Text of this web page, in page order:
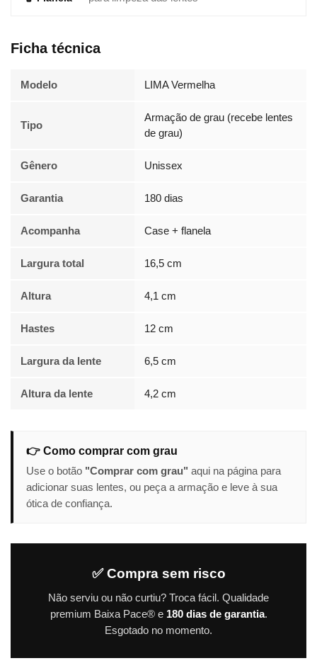
Ficha técnica
Modelo LIMA Vermelha
Tipo
Armação de grau (recebe lentes
de grau)
Gênero Unissex
Garantia 180 dias
Acompanha Case + flanela
Largura total 16,5 cm
Altura 4,1 cm
Hastes 12 cm
Largura da lente 6,5 cm
Altura da lente 4,2 cm
👉 Como comprar com grau
Use o botão "Comprar com grau" aqui na página para
adicionar suas lentes, ou peça a armação e leve à sua
ótica de confiança.
✅ Compra sem risco
Não serviu ou não curtiu? Troca fácil. Qualidade
premium Baixa Pace® e 180 dias de garantia.
Esgotado no momento.